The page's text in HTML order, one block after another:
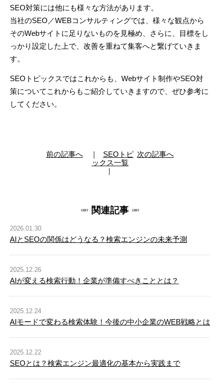
SEO対策には他にも様々な方法があります。
当社のSEO ／WEBコンサルティングでは、様々な観点から
そのWebサイトに足りないものを見極め、さらに、目標をし
っかり設定した上で、改善を重ねて集客へと繋げていきま
す。
SEO トピックスではこれからも、 Webサイト制作やSEO対
策についてこれからもご紹介していきますので、ぜひ参考に
してください。
前の記事へ
SEOトピ
ックス一覧
次の記事へ
関連記事
2026.01.30
AIとSEOの関係はどうなる？検索エンジンの未来予測
2025.12.26
AIが変える検索行動！企業が準備すべきこととは？
2025.12.24
AIモードで変わる検索体験！今後の中小企業のWEB戦略とは
2025.12.22
SEOとは？検索エンジン最適化の基本から実践まで